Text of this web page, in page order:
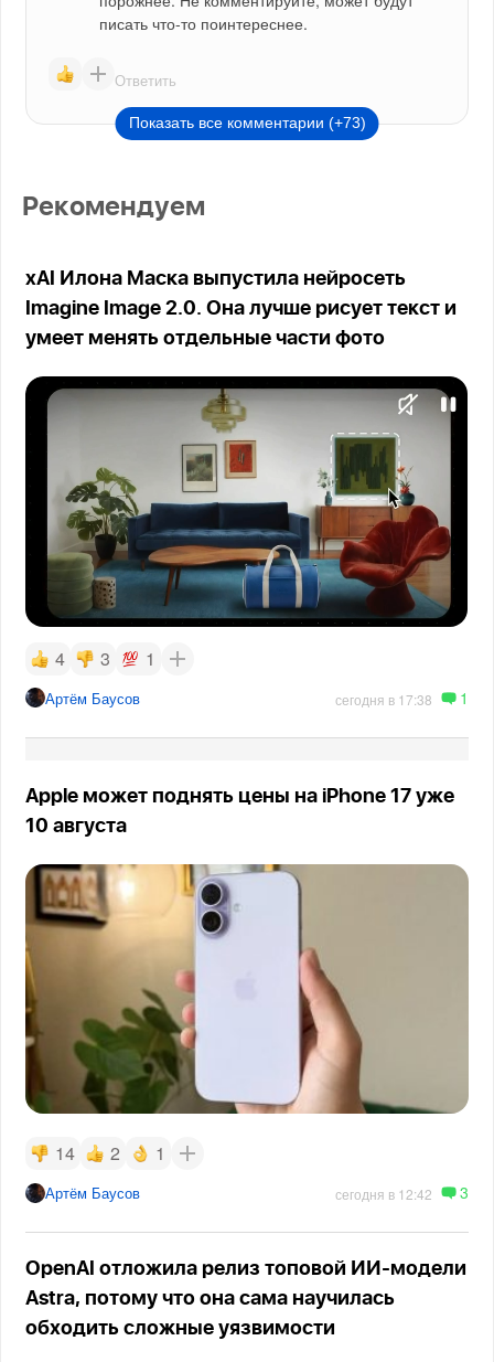
писать что-то поинтереснее.
Ответить
Показать все комментарии (+73)
Рекомендуем
xAI Илона Маска выпустила нейросеть
Imagine Image 2.0. Она лучше рисует текст и
умеет менять отдельные части фото
4 3 1
Артём Баусов сегодня в 17:38 1
Apple может поднять цены на iPhone 17 уже
10 августа
14 2 1
Артём Баусов сегодня в 12:42 3
OpenAI отложила релиз топовой ИИ-модели
Astra, потому что она сама научилась
обходить сложные уязвимости